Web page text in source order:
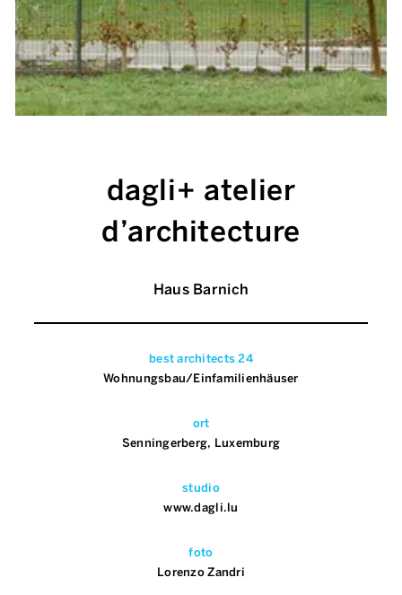
dagli+ atelier
d’architecture
Haus Barnich
best architects 24
Wohnungsbau/Einfamilienhäuser
ort
Senningerberg, Luxemburg
studio
www.dagli.lu
foto
Lorenzo Zandri